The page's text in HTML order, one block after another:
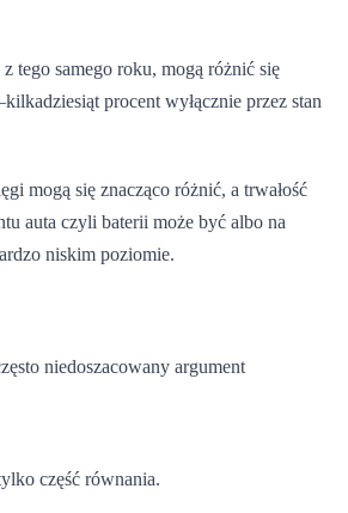
tego samego roku, mogą różnić się
procent wyłącznie przez stan
mogą się znacząco różnić, a trwałość
auta czyli baterii może być albo na
niskim poziomie.
niedoszacowany argument
część równania.